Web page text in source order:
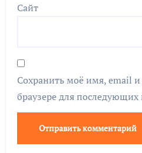
Сайт
Сохранить моё имя, email и
браузере для